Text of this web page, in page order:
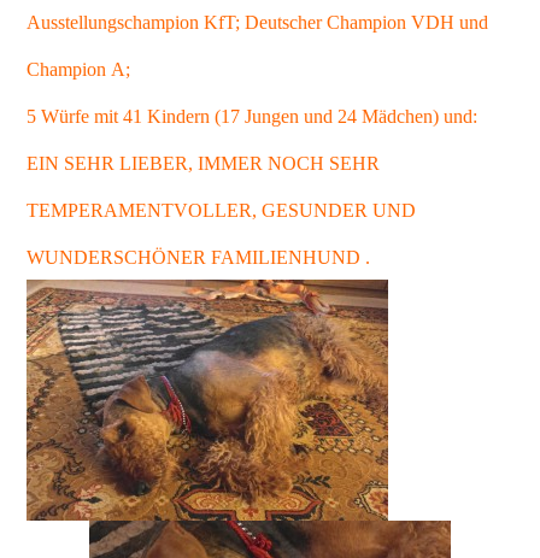
Ausstellungschampion KfT; Deutscher Champion VDH und
Champion A;
5 Würfe mit 41 Kindern (17 Jungen und 24 Mädchen) und:
EIN SEHR LIEBER, IMMER NOCH SEHR
TEMPERAMENTVOLLER, GESUNDER UND
WUNDERSCHÖNER FAMILIENHUND .